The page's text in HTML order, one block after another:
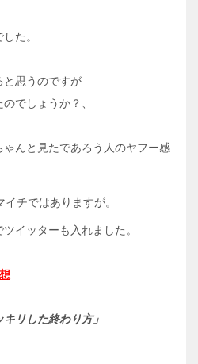
た。
と思うのですが
でしょうか？、
んと見たであろう人のヤフー感
イチではありますが。
イッターも入れました。
リした終わり方」